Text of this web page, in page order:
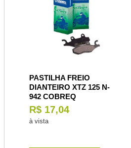
PASTILHA FREIO
DIANTEIRO XTZ 125 N-
942 COBREQ
R$ 17,04
à vista